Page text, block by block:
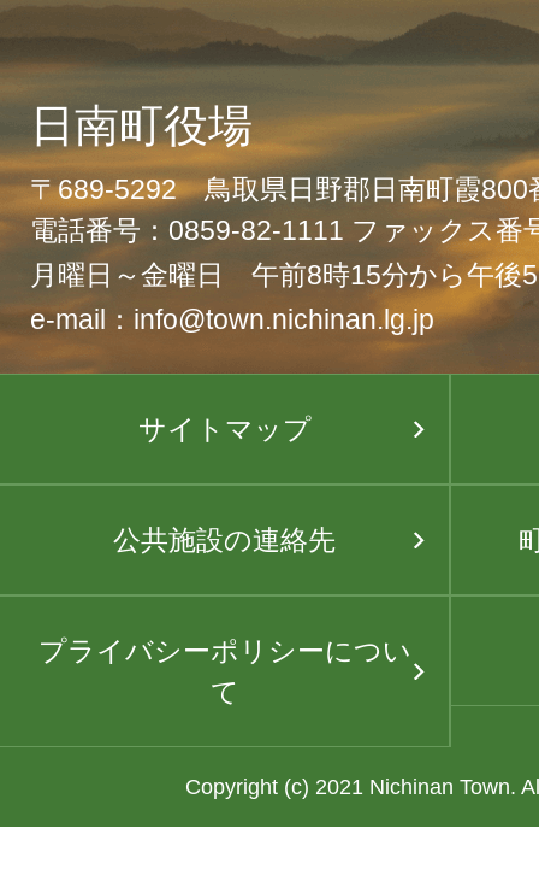
日南町役場
〒689-5292 鳥取県日野郡日南町霞800
電話番号：0859-82-1111 ファックス番
月曜日～金曜日 午前8時15分から午後
e-mail：info@town.nichinan.lg.jp
サイトマップ
公共施設の連絡先
プライバシーポリシーについ
て
Copyright (c) 2021 Nichinan Town.